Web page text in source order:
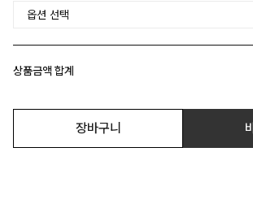
상품금액 합계
장바구니